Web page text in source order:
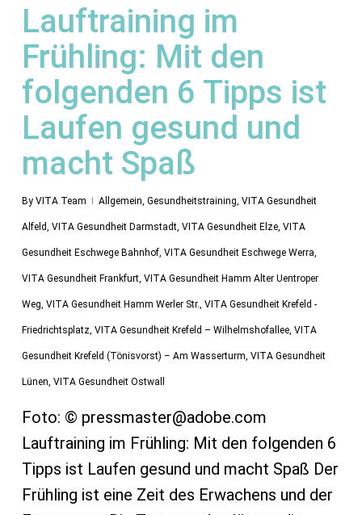
Lauftraining im
Frühling: Mit den
folgenden 6 Tipps ist
Laufen gesund und
macht Spaß
By VITA Team Allgemein, Gesundheitstraining, VITA Gesundheit
Alfeld, VITA Gesundheit Darmstadt, VITA Gesundheit Elze, VITA
Gesundheit Eschwege Bahnhof, VITA Gesundheit Eschwege Werra,
VITA Gesundheit Frankfurt, VITA Gesundheit Hamm Alter Uentroper
Weg, VITA Gesundheit Hamm Werler Str., VITA Gesundheit Krefeld -
Friedrichtsplatz, VITA Gesundheit Krefeld – Wilhelmshofallee, VITA
Gesundheit Krefeld (Tönisvorst) – Am Wasserturm, VITA Gesundheit
Lünen, VITA Gesundheit Ostwall
Foto: © pressmaster@adobe.com
Lauftraining im Frühling: Mit den folgenden 6
Tipps ist Laufen gesund und macht Spaß Der
Frühling ist eine Zeit des Erwachens und der